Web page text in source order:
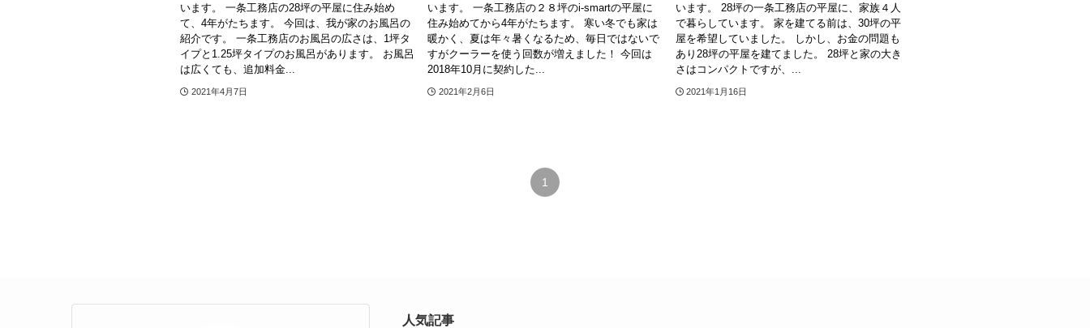
います。 一条工務店の28坪の平屋に住み始め
て、4年がたちます。 今回は、我が家のお風呂の
紹介です。 一条工務店のお風呂の広さは、1坪タ
イプと1.25坪タイプのお風呂があります。 お風呂
は広くても、追加料金...
2021年4月7日
います。 一条工務店の２８坪のi-smartの平屋に
住み始めてから4年がたちます。 寒い冬でも家は
暖かく、夏は年々暑くなるため、毎日ではないで
すがクーラーを使う回数が増えました！ 今回は
2018年10月に契約した...
2021年2月6日
います。 28坪の一条工務店の平屋に、家族４人
で暮らしています。 家を建てる前は、30坪の平
屋を希望していました。 しかし、お金の問題も
あり28坪の平屋を建てました。 28坪と家の大き
さはコンパクトですが、...
2021年1月16日
1
人気記事